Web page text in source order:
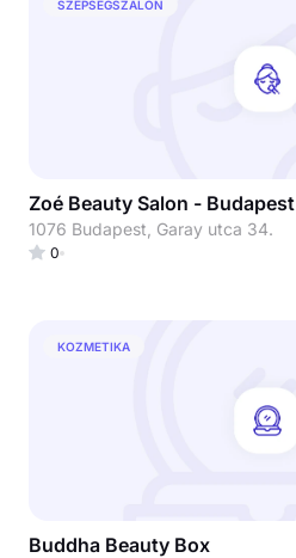
SZÉPSÉGSZALON
Zoé Beauty Salon - Budapest
1076 Budapest, Garay utca 34.
0
KOZMETIKA
Buddha Beauty Box